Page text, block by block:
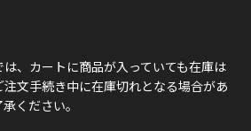
、カートに商品が入っていても在庫は
文手続き中に在庫切れとなる場合があ
ください。